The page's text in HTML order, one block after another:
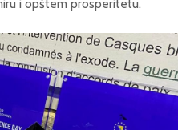
i opštem prosperitetu.